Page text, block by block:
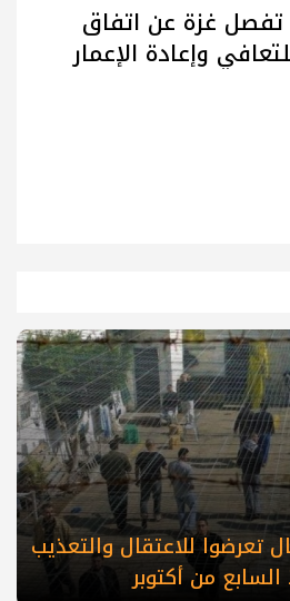
تفصل غزة عن اتفاق
وإعادة الإعمار
تعرضوا للاعتقال والتعذيب
من أكتوبر